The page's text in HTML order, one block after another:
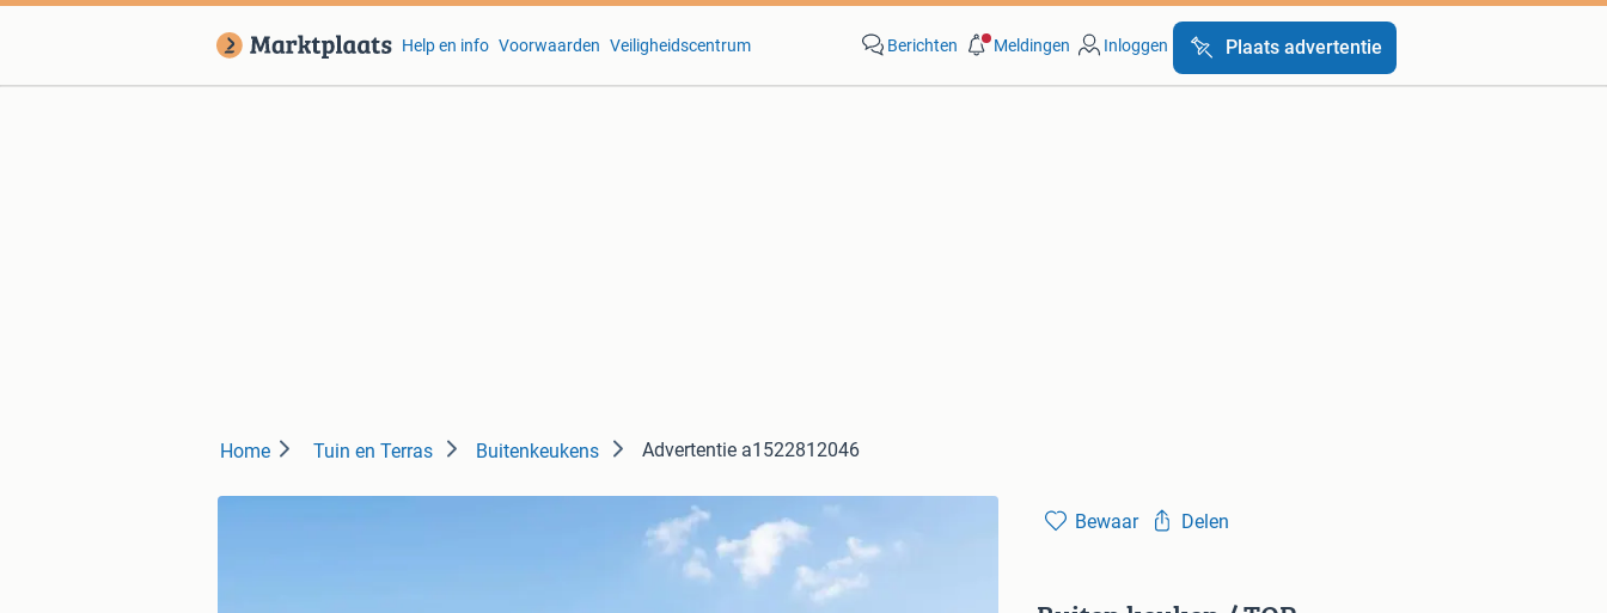
Help en info Voorwaarden Veiligheidscentrum Berichten Meldingen Inloggen Plaats advertentie
Home Tuin en Terras Buitenkeukens Advertentie a1522812046
Bewaar Delen